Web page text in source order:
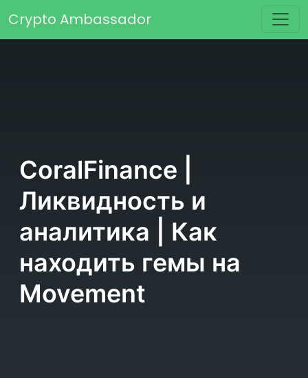
Основная навигация
Crypto Ambassador
CoralFinance |
Ликвидность и
аналитика | Как
находить гемы на
Movement